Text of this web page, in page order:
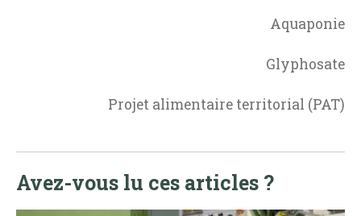
Aquaponie
Glyphosate
Projet alimentaire territorial (PAT)
Avez-vous lu ces articles ?